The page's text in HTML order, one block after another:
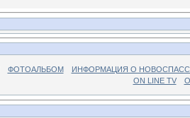
ФОТОАЛЬБОМ
ИНФОРМАЦИЯ О
ON LINE TV